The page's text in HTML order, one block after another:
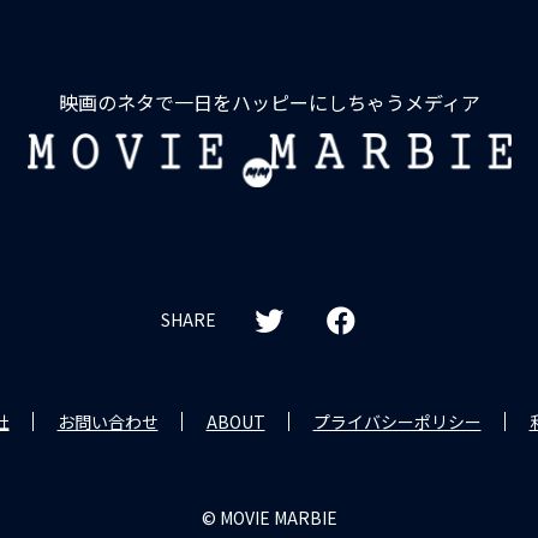
映画のネタで一日をハッピーにしちゃうメディア
MOVIE
MARBIE
SHARE
お問い合わせ ABOUT プライバシーポリシー
© MOVIE MARBIE